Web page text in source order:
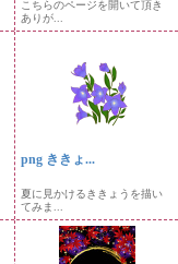
こちらのページを開いて頂き
ありが...
png ききょ...
夏に見かけるききょうを描い
てみま...